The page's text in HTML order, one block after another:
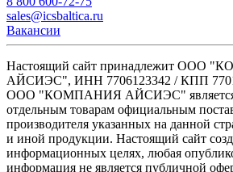
sales@icsbaltica.ru
Вакансии
Настоящий сайт принадлежит ООО
АЙСИЭС", ИНН 7706123342 / КПП
ООО "КОМПАНИЯ АЙСИЭС" является
отдельным товарам официальным
производителя указанных на данной
и иной продукции. Настоящий сайт
информационных целях, любая
информация не является публичной